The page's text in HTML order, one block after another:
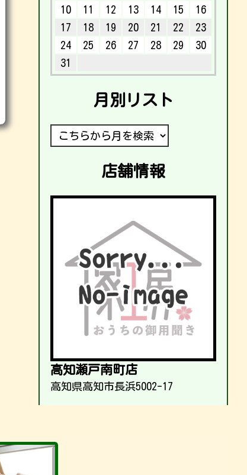
10
11 12 13 14 15
16
17
18 19 20 21 22
23
24
25 26 27 28 29
30
31
月別リスト
店舗情報
高知瀬戸南町店
高知県高知市長浜5002-17